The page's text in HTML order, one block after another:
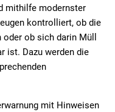
mithilfe modernster
kontrolliert, ob die
ob sich darin Müll
ist. Dazu werden die
mit Hinweisen